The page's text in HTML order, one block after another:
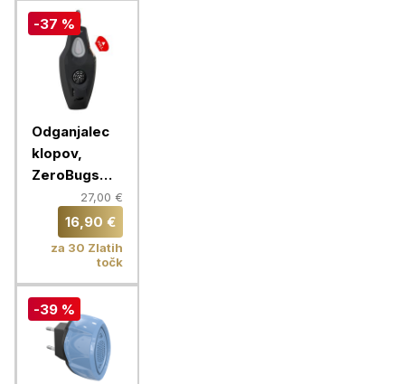
-37 %
Odganjalec
klopov,
ZeroBugs
PLUS, črna
27,00 €
16,90 €
za 30 Zlatih
točk
-39 %